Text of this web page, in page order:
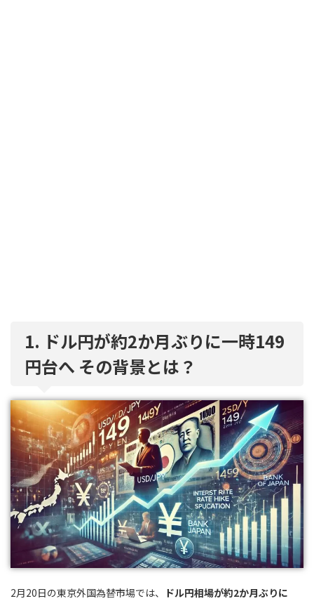
1. ドル円が約2か月ぶりに一時149
円台へ その背景とは？
2月20日の東京外国為替市場では、 ドル円相場が約2か月ぶりに